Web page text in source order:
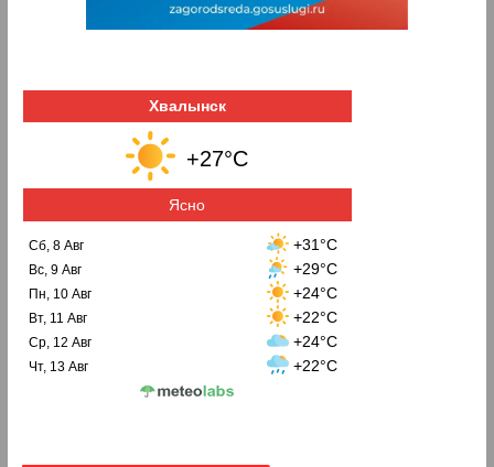
Хвалынск
+27°C
Ясно
Сб, 8 Авг +31°C
Вс, 9 Авг +29°C
Пн, 10 Авг +24°C
Вт, 11 Авг +22°C
Ср, 12 Авг +24°C
Чт, 13 Авг +22°C